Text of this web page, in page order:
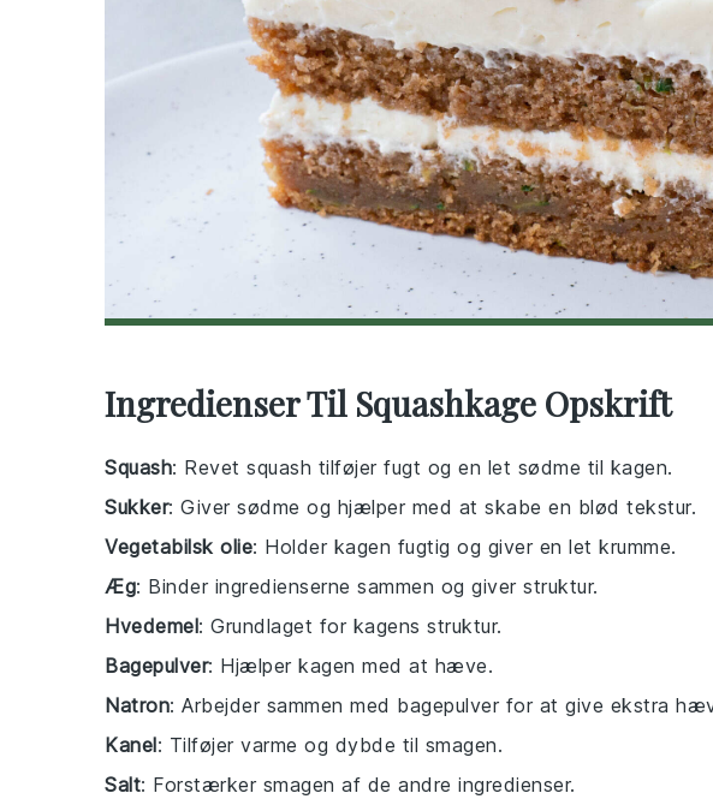
Ingredienser Til Squashkage Opskrift
Squash: Revet squash tilføjer fugt og en let sødme til kagen.
Sukker: Giver sødme og hjælper med at skabe en blød tekstur.
Vegetabilsk olie: Holder kagen fugtig og giver en let krumme.
Æg: Binder ingredienserne sammen og giver struktur.
Hvedemel: Grundlaget for kagens struktur.
Bagepulver: Hjælper kagen med at hæve.
Natron: Arbejder sammen med bagepulver for at give ekstra
Kanel: Tilføjer varme og dybde til smagen.
Salt: Forstærker smagen af de andre ingredienser.